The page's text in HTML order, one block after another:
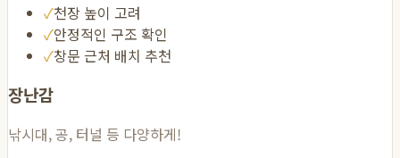
✓천장 높이 고려
✓안정적인 구조 확인
✓창문 근처 배치 추천
장난감
낚시대, 공, 터널 등 다양하게!